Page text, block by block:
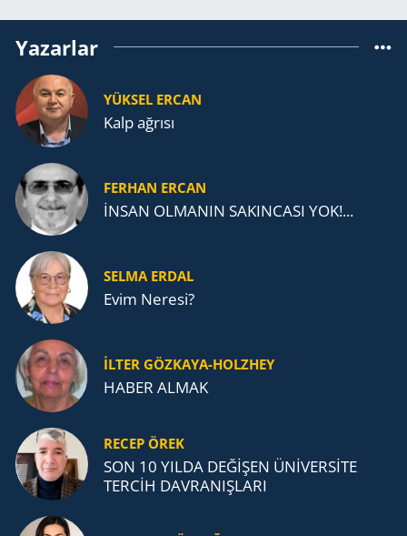
Yazarlar
YÜKSEL ERCAN
Kalp ağrısı
FERHAN ERCAN
İNSAN OLMANIN SAKINCASI YOK!...
SELMA ERDAL
Evim Neresi?
İLTER GÖZKAYA-HOLZHEY
HABER ALMAK
RECEP ÖREK
SON 10 YILDA DEĞİŞEN ÜNİVERSİTE
TERCİH DAVRANIŞLARI